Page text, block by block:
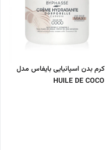
کرم بدن اسپانیایی بایفاس مدل
HUILE DE COCO